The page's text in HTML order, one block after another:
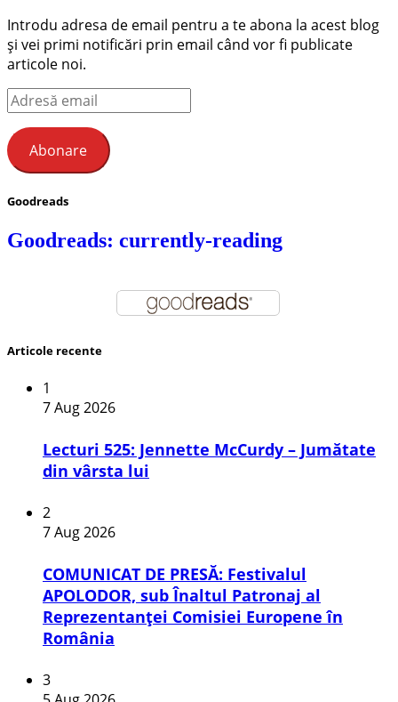
Introdu adresa de email pentru a te abona la acest blog
și vei primi notificări prin email când vor fi publicate
articole noi.
Adresă
email
Abonare
Goodreads
Goodreads: currently-reading
Articole recente
1
7 Aug 2026
Lecturi 525: Jennette McCurdy – Jumătate
din vârsta lui
2
7 Aug 2026
COMUNICAT DE PRESĂ: Festivalul
APOLODOR, sub Înaltul Patronaj al
Reprezentanței Comisiei Europene în
România
3